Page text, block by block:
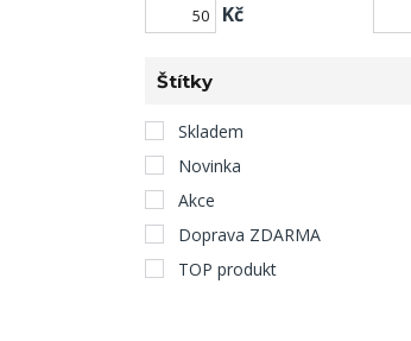
Kč
Štítky
Skladem
Novinka
Akce
Doprava ZDARMA
TOP produkt